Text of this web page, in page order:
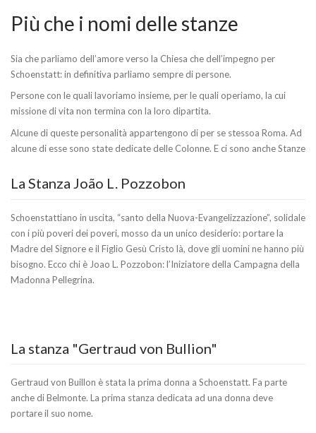
Più che i nomi delle stanze
Sia che parliamo dell’amore verso la Chiesa che dell’impegno per
Schoenstatt: in definitiva parliamo sempre di persone.
Persone con le quali lavoriamo insieme, per le quali operiamo, la cui
missione di vita non termina con la loro dipartita.
Alcune di queste personalità appartengono di per se stessoa Roma. Ad
alcune di esse sono state dedicate delle Colonne. E ci sono anche Stanze
La Stanza João L. Pozzobon
Schoenstattiano in uscita, “santo della Nuova-Evangelizzazione”, solidale
con i più poveri dei poveri, mosso da un unico desiderio: portare la
Madre del Signore e il Figlio Gesù Cristo là, dove gli uomini ne hanno più
bisogno. Ecco chi è Joao L. Pozzobon: l’Iniziatore della Campagna della
Madonna Pellegrina.
La stanza "Gertraud von Bullion"
Gertraud von Buillon è stata la prima donna a Schoenstatt. Fa parte
anche di Belmonte. La prima stanza dedicata ad una donna deve
portare il suo nome.